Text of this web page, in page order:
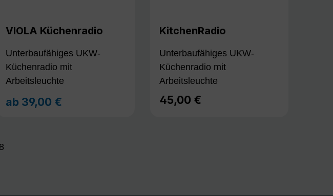
VIOLA Küchenradio
Unterbaufähiges UKW-
Küchenradio mit
Arbeitsleuchte
Regulärer Preis:
ab 39,00 €
KitchenRadio
Unterbaufähiges UKW-
Küchenradio mit
Arbeitsleuchte
Regulärer Preis:
45,00 €
8